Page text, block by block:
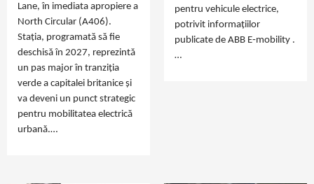
Lane, în imediata apropiere a
North Circular (A406).
Stația, programată să fie
deschisă în 2027, reprezintă
un pas major în tranziția
verde a capitalei britanice și
va deveni un punct strategic
pentru mobilitatea electrică
urbană.…
pentru vehicule electrice,
potrivit informațiilor
publicate de ABB E‑mobility .
…